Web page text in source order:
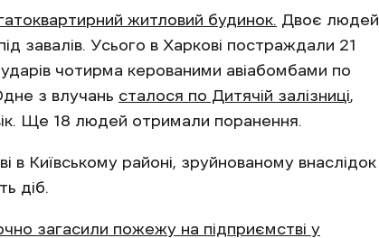
житловий будинок. Двоє людей
завалів. Усього в Харкові постраждали 21
чотирма керованими авіабомбами по
з влучань сталося по Дитячій залізниці,
Ще 18 людей отримали поранення.
в Київському районі, зруйнованому внаслідок
діб.
загасили пожежу на підприємстві у